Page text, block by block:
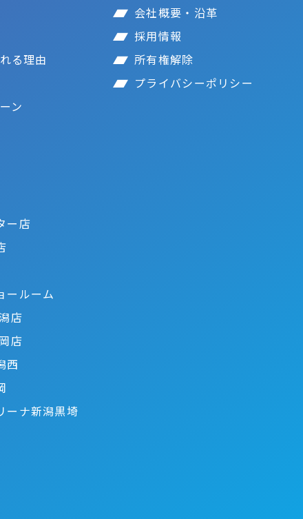
る理由
ン
会社概要・沿革
採用情報
所有権解除
プライバシーポリシー
ー店
ールーム
店
店
西
ーナ新潟黒埼